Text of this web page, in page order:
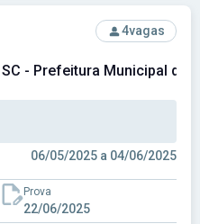
- SC - Prefeitura
4vagas
- Prefeitura Municipal de
06/05/2025 a 04/06/2025
Prova
22/06/2025